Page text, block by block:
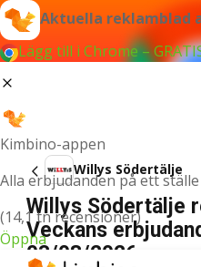
Aktuella reklamblad
Lägg till i Chrome –
Kimbino-appen
Alla erbjudanden på ett ställe
(14,1 tn recensioner)
Öppna
Willys Södertälje
Willys Södertälje
Veckans
03/08/2026